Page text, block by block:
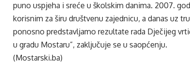
puno uspjeha i sreće u školskim danima. 2007.
korisnim za širu društvenu zajednicu, a danas uz
ponosno predstavljamo rezultate rada Dječijeg
u gradu Mostaru”, zaključuje se u saopćenju.
(Mostarski.ba)